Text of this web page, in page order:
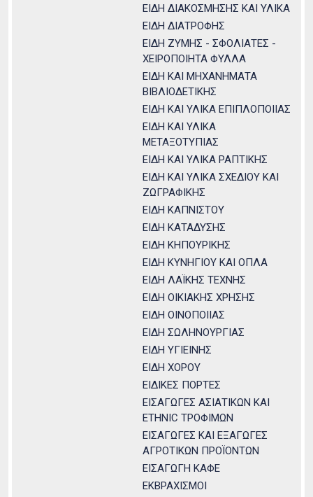
ΕΙΔΗ ΔΙΑΚΟΣΜΗΣΗΣ ΚΑΙ ΥΛΙΚΑ
ΕΙΔΗ ΔΙΑΤΡΟΦΗΣ
ΕΙΔΗ ΖΥΜΗΣ - ΣΦΟΛΙΑΤΕΣ -
ΧΕΙΡΟΠΟΙΗΤΑ ΦΥΛΛΑ
ΕΙΔΗ ΚΑΙ ΜΗΧΑΝΗΜΑΤΑ
ΒΙΒΛΙΟΔΕΤΙΚΗΣ
ΕΙΔΗ ΚΑΙ ΥΛΙΚΑ ΕΠΙΠΛΟΠΟΙΙΑΣ
ΕΙΔΗ ΚΑΙ ΥΛΙΚΑ
ΜΕΤΑΞΟΤΥΠΙΑΣ
ΕΙΔΗ ΚΑΙ ΥΛΙΚΑ ΡΑΠΤΙΚΗΣ
ΕΙΔΗ ΚΑΙ ΥΛΙΚΑ ΣΧΕΔΙΟΥ ΚΑΙ
ΖΩΓΡΑΦΙΚΗΣ
ΕΙΔΗ ΚΑΠΝΙΣΤΟΥ
ΕΙΔΗ ΚΑΤΑΔΥΣΗΣ
ΕΙΔΗ ΚΗΠΟΥΡΙΚΗΣ
ΕΙΔΗ ΚΥΝΗΓΙΟΥ ΚΑΙ ΟΠΛΑ
ΕΙΔΗ ΛΑΪΚΗΣ ΤΕΧΝΗΣ
ΕΙΔΗ ΟΙΚΙΑΚΗΣ ΧΡΗΣΗΣ
ΕΙΔΗ ΟΙΝΟΠΟΙΙΑΣ
ΕΙΔΗ ΣΩΛΗΝΟΥΡΓΙΑΣ
ΕΙΔΗ ΥΓΙΕΙΝΗΣ
ΕΙΔΗ ΧΟΡΟΥ
ΕΙΔΙΚΕΣ ΠΟΡΤΕΣ
ΕΙΣΑΓΩΓΕΣ ΑΣΙΑΤΙΚΩΝ ΚΑΙ
ETHNIC ΤΡΟΦΙΜΩΝ
ΕΙΣΑΓΩΓΕΣ ΚΑΙ ΕΞΑΓΩΓΕΣ
ΑΓΡΟΤΙΚΩΝ ΠΡΟΪΟΝΤΩΝ
ΕΙΣΑΓΩΓΗ ΚΑΦΕ
ΕΚΒΡΑΧΙΣΜΟΙ